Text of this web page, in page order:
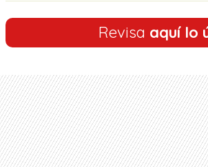
Revisa aquí lo